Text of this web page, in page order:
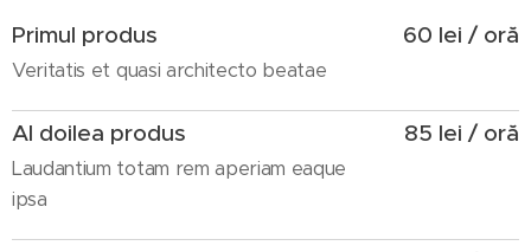
Primul produs
Veritatis et quasi architecto beatae
60 lei / oră
Al doilea produs
Laudantium totam rem aperiam eaque
ipsa
85 lei / oră